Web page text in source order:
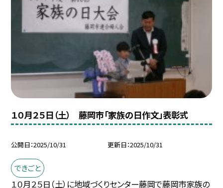
１０月２５日（土） 藤岡市「家族の日作文」表彰式
公開日 2025/10/31 更新日 2025/10/31
できごと
１０月２５日（土）に地域づくりセンター藤岡で藤岡市家族の